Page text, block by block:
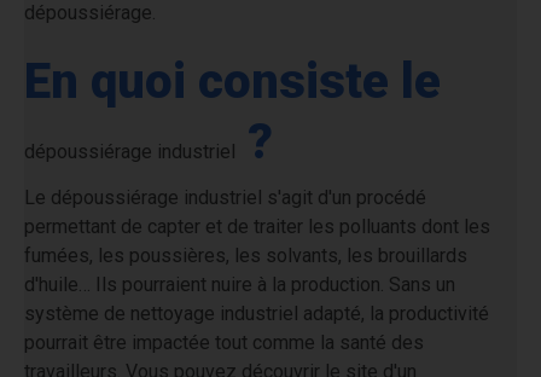
dépoussiérage.
En quoi consiste le
dépoussiérage industriel ?
Le dépoussiérage industriel s'agit d'un procédé
permettant de capter et de traiter les polluants dont les
fumées, les poussières, les solvants, les brouillards
d'huile… Ils pourraient nuire à la production. Sans un
système de nettoyage industriel adapté, la productivité
pourrait être impactée tout comme la santé des
travailleurs. Vous pouvez découvrir le site d'un